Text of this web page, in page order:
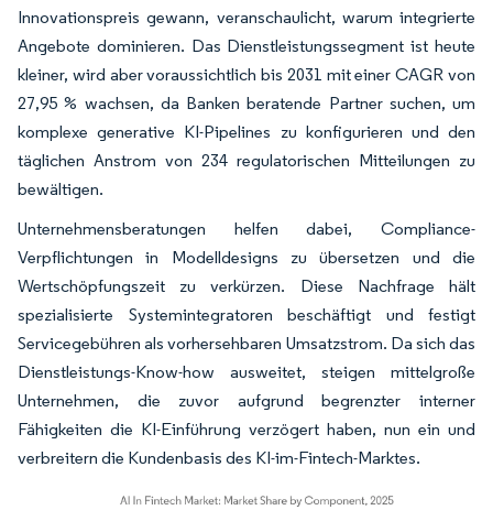
Innovationspreis gewann, veranschaulicht, warum integrierte
Angebote dominieren. Das Dienstleistungssegment ist heute
kleiner, wird aber voraussichtlich bis 2031 mit einer CAGR von
27,95 % wachsen, da Banken beratende Partner suchen, um
komplexe generative KI-Pipelines zu konfigurieren und den
täglichen Anstrom von 234 regulatorischen Mitteilungen zu
bewältigen.
Unternehmensberatungen helfen dabei, Compliance-
Verpflichtungen in Modelldesigns zu übersetzen und die
Wertschöpfungszeit zu verkürzen. Diese Nachfrage hält
spezialisierte Systemintegratoren beschäftigt und festigt
Servicegebühren als vorhersehbaren Umsatzstrom. Da sich das
Dienstleistungs-Know-how ausweitet, steigen mittelgroße
Unternehmen, die zuvor aufgrund begrenzter interner
Fähigkeiten die KI-Einführung verzögert haben, nun ein und
verbreitern die Kundenbasis des KI-im-Fintech-Marktes.